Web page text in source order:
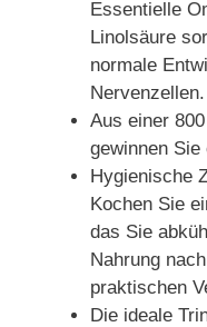
Essentielle
Linolsäure
normale
Nervenzellen.
Aus einer
gewinnen
Hygienische
Kochen Sie
das Sie
Nahrung
praktischen
Die ideale